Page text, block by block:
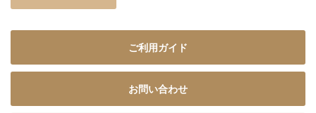
ご利用ガイド
お問い合わせ